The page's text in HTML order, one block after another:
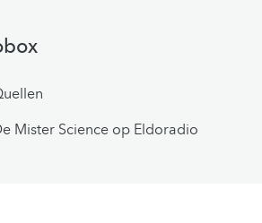
Mister Science op Eldoradio